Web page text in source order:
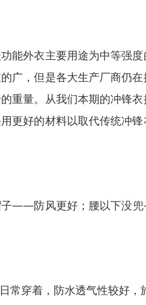
能外衣主要用途为中等强
广，但是各大生产厂商仍
重量。从我们本期的冲锋
更好的材料以取代传统冲
子——防风更好；腰以下没
穿着，防水透气性较好，